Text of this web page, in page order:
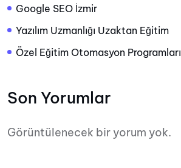
Google SEO İzmir
Yazılım Uzmanlığı Uzaktan Eğitim
Özel Eğitim Otomasyon Programları
Son Yorumlar
Görüntülenecek bir yorum yok.